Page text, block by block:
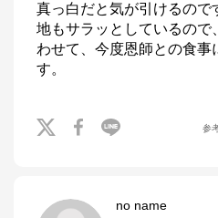
真っ白だと気が引けるので
地もサラッとしているので
わせて、今度恩師との食事
す。
参
no name